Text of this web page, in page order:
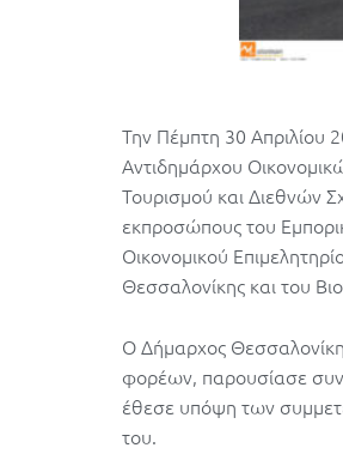
Την Πέμπτη 30 Απριλίου
Αντιδημάρχου
Τουρισμού και Διεθνών
εκπροσώπους του
Οικονομικού
Θεσσαλονίκης και του
Ο Δήμαρχος
φορέων, παρουσίασε
έθεσε υπόψη των
του.